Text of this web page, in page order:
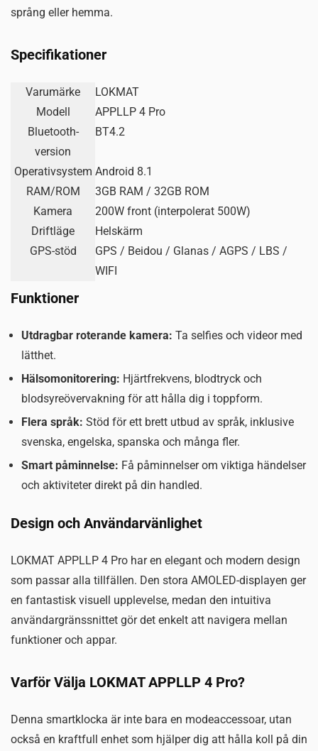
språng eller hemma.
Specifikationer
Varumärke
LOKMAT
Modell
APPLLP 4 Pro
Bluetooth-
version
BT4.2
Operativsystem Android 8.1
RAM/ROM
3GB RAM / 32GB ROM
Kamera
200W front (interpolerat 500W)
Driftläge
Helskärm
GPS-stöd
GPS / Beidou / Glanas / AGPS / LBS /
WIFI
Funktioner
Utdragbar roterande kamera: Ta selfies och videor med
lätthet.
Hälsomonitorering: Hjärtfrekvens, blodtryck och
blodsyreövervakning för att hålla dig i toppform.
Flera språk: Stöd för ett brett utbud av språk, inklusive
svenska, engelska, spanska och många fler.
Smart påminnelse: Få påminnelser om viktiga händelser
och aktiviteter direkt på din handled.
Design och Användarvänlighet
LOKMAT APPLLP 4 Pro har en elegant och modern design
som passar alla tillfällen. Den stora AMOLED-displayen ger
en fantastisk visuell upplevelse, medan den intuitiva
användargränssnittet gör det enkelt att navigera mellan
funktioner och appar.
Varför Välja LOKMAT APPLLP 4 Pro?
Denna smartklocka är inte bara en modeaccessoar, utan
också en kraftfull enhet som hjälper dig att hålla koll på din